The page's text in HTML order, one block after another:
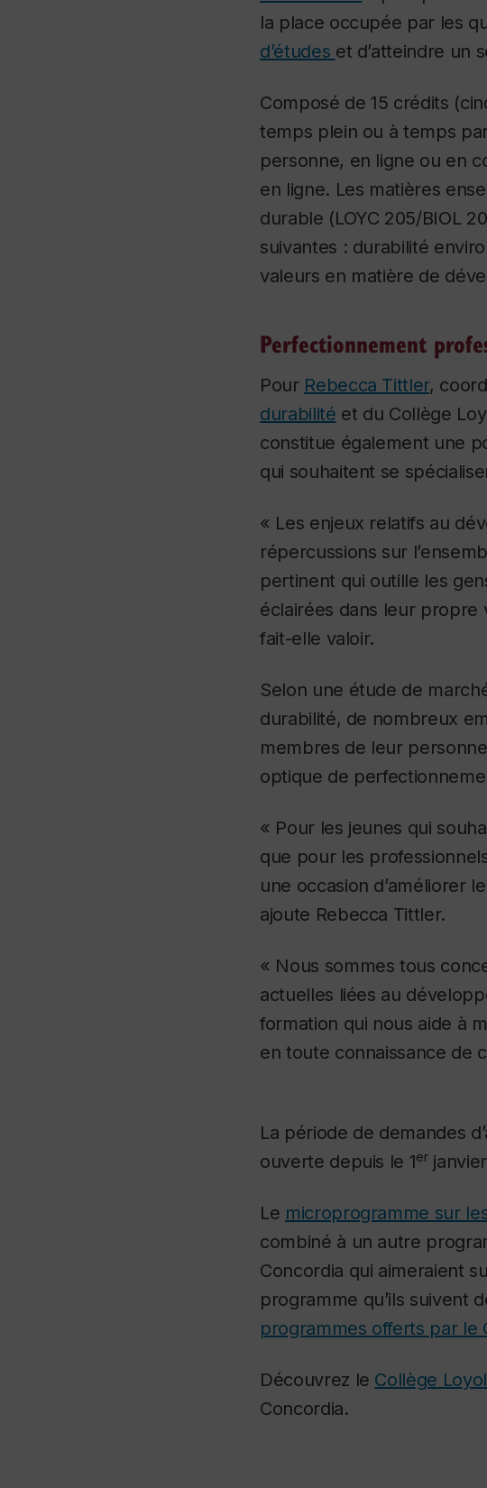
la place occupée par les
d’études et d’atteindre un
Composé de 15 crédits
temps plein ou à temps
personne, en ligne ou en
en ligne. Les matières
durable (LOYC 205/BIOL
suivantes : durabilité
valeurs en matière de
Perfectionnement
Pour Rebecca Tittler,
durabilité et du Collège
constitue également une
qui souhaitent se
« Les enjeux relatifs au
répercussions sur
pertinent qui outille les
éclairées dans leur propre
fait-elle valoir.
Selon une étude de
durabilité, de nombreux
membres de leur
optique de
« Pour les jeunes qui
que pour les
une occasion d’améliorer
ajoute Rebecca Tittler.
« Nous sommes tous
actuelles liées au
formation qui nous aide à
en toute connaissance de
La période de demandes
ouverte depuis le 1er
Le microprogramme sur
combiné à un autre
Concordia qui aimeraient
programme qu’ils suivent
programmes offerts par le
Découvrez le Collège
Concordia.